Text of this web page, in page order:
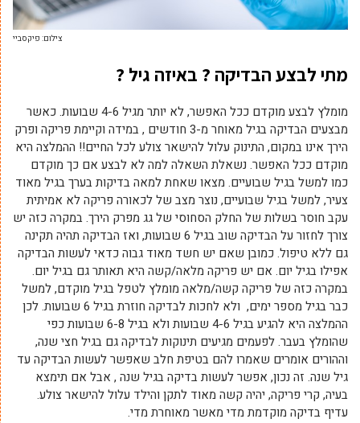
צילום: פיקסביי
מתי לבצע הבדיקה ? באיזה גיל ?
מומלץ לבצע מוקדם ככל האפשר, לא יותר מגיל 4-6 שבועות. כאשר
מבצעים הבדיקה בגיל מאוחר מ-3 חודשים , במידה וקיימת פריקה ופרק
הירך אינו במקום, התינוק עלול להישאר צולע לכל החיים!! ההמלצה היא
מוקדם ככל האפשר. נשאלת השאלה למה לא לבצע אם כך מוקדם
כמו למשל בגיל שבועיים. מצאו שאחת למאה בדיקות בערך בגיל מאוד
צעיר, למשל בגיל שבועיים, נוצר מצב של לכאורה פריקה לא אמיתית
עקב חוסר בשלות של החלק הסחוסי של גג מפרק הירך. במקרה כזה יש
צורך לחזור על הבדיקה שוב בגיל 6 שבועות, ואז הבדיקה תהיה תקינה
גם ללא טיפול. כמובן שאם יש חשד מאוד גבוה כדאי לעשות הבדיקה
אפילו בגיל יום. אם יש פריקה מלאה/קשה היא תאותר גם בגיל יום.
במקרה כזה של פריקה קשה/מלאה מומלץ לטפל בגיל מוקדם, למשל
כבר בגיל מספר ימים, ולא לחכות לבדיקה חוזרת בגיל 6 שבועות. לכן
ההמלצה היא להגיע בגיל 4-6 שבועות ולא בגיל 6-8 שבועות כפי
שהומלץ בעבר. לפעמים מגיעים תינוקות לבדיקה גם בגיל חצי שנה,
וההורים אומרים שאמרו להם בטיפת חלב שאפשר לעשות הבדיקה עד
גיל שנה. זה נכון, אפשר לעשות בדיקה בגיל שנה , אבל אם תימצא
בעיה, קרי פריקה, יהיה קשה מאוד לתקן והילד עלול להישאר צולע.
עדיף בדיקה מוקדמת מדי מאשר מאוחרת מדי.